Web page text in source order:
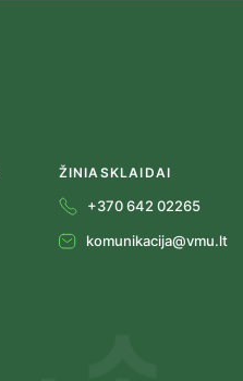
ŽINIASKLAIDAI
+370 642 02265
komunikacija@vmu.lt